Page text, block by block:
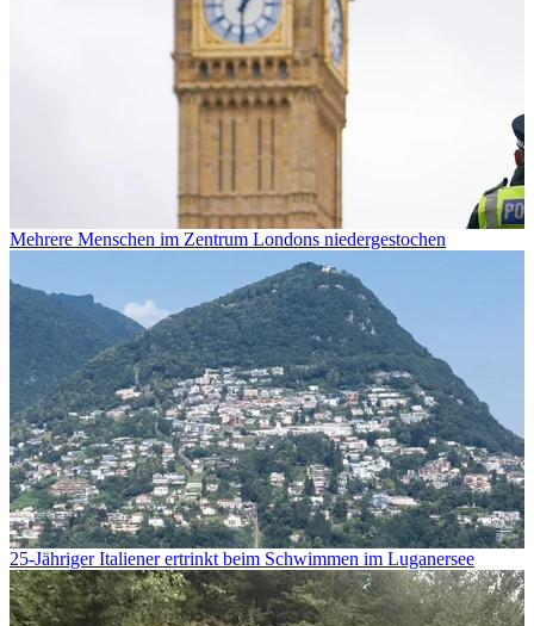
Mehrere Menschen im Zentrum Londons niedergestochen
25-Jähriger Italiener ertrinkt beim Schwimmen im Luganersee